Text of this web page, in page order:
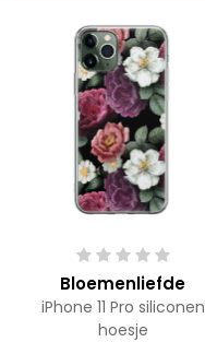
Bloemenliefde
iPhone 11 Pro siliconen
hoesje